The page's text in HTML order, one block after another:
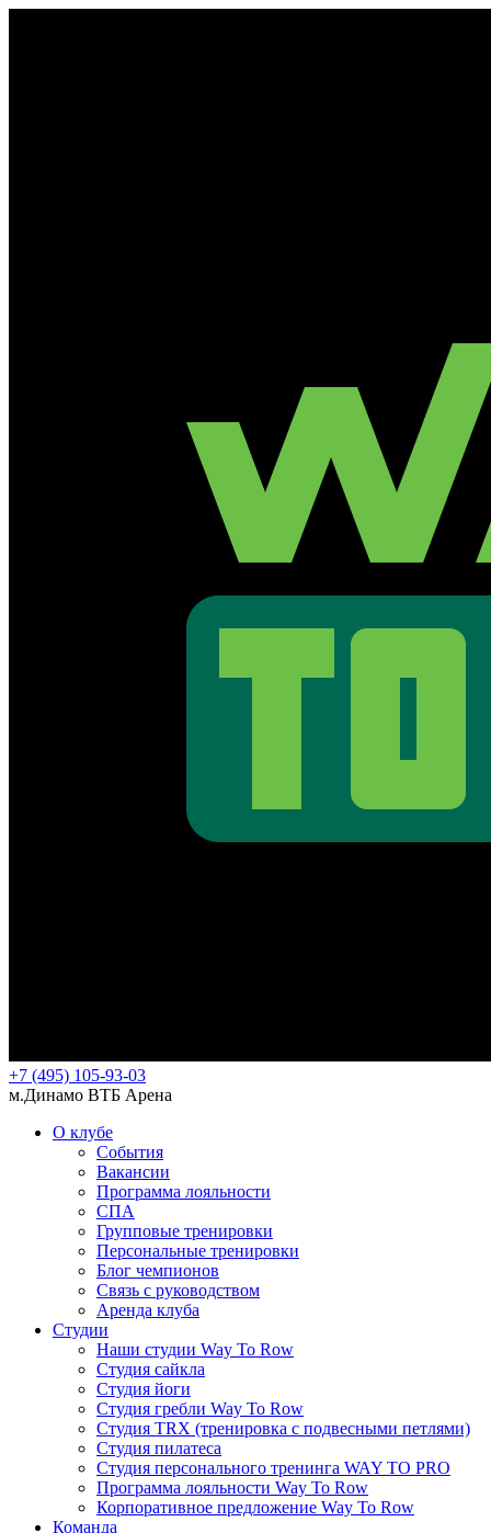
+7 (495) 105-93-03
м.Динамо ВТБ Арена
О клубе
События
Вакансии
Программа лояльности
СПА
Групповые тренировки
Персональные тренировки
Блог чемпионов
Связь с руководством
Аренда клуба
Студии
Наши студии Way To Row
Студия сайкла
Студия йоги
Студия гребли Way To Row
Студия TRX (тренировка с подвесными петлями)
Студия пилатеса
Студия персонального тренинга WAY TO PRO
Программа лояльности Way To Row
Корпоративное предложение Way To Row
Команда